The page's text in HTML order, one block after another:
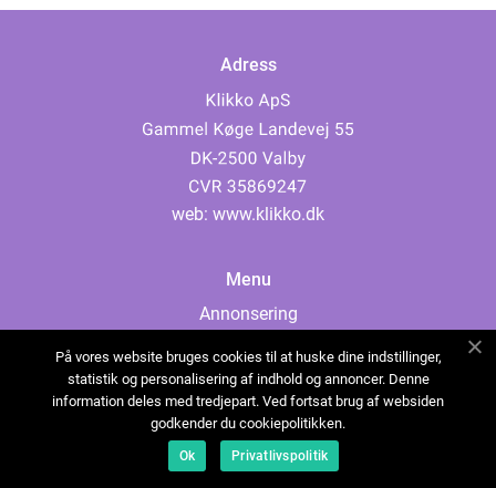
Adress
web: www.klikko.dk
Menu
Annonsering
Cookies
Kontakta oss
Sitemap
På vores website bruges cookies til at huske dine indstillinger,
statistik og personalisering af indhold og annoncer. Denne
information deles med tredjepart. Ved fortsat brug af websiden
godkender du cookiepolitikken.
Ok Privatlivspolitik